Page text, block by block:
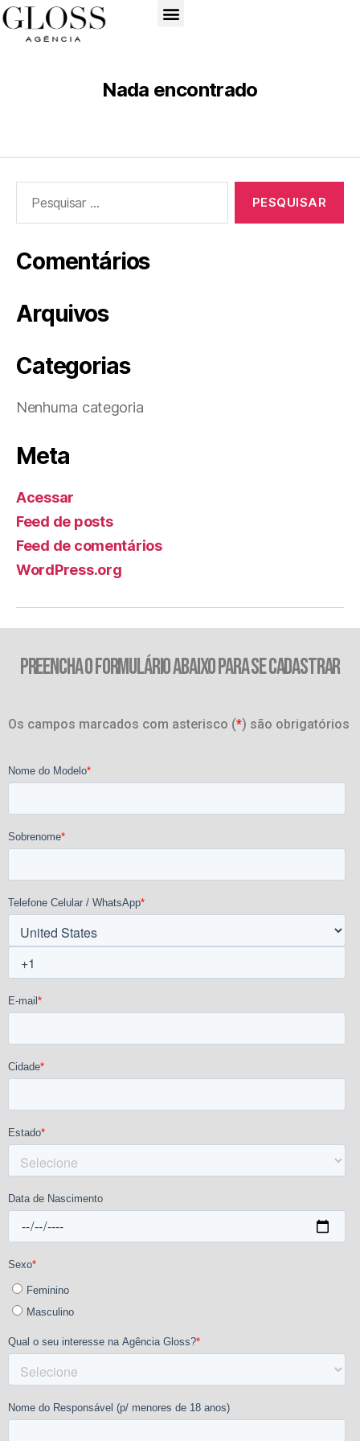
Nada encontrado
Comentários
Arquivos
Categorias
Nenhuma categoria
Meta
Acessar
Feed de posts
Feed de comentários
WordPress.org
PREENCHA O FORMULÁRIO ABAIXO PARA SE CADASTRAR
Os campos marcados com asterisco (*) são obrigatórios